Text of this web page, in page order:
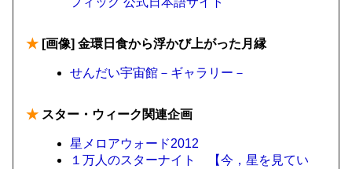
★ [画像] 金環日食から浮かび上がった月縁
せんだい宇宙館－ギャラリー－
★ スター・ウィーク関連企画
星メロアウォード2012
１万人のスターナイト 【今，星を見てい